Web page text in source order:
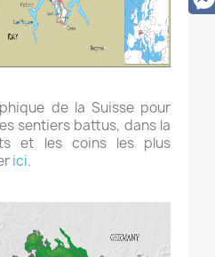
de la Suisse pour
sentiers battus, dans la
et les coins les plus
ici.